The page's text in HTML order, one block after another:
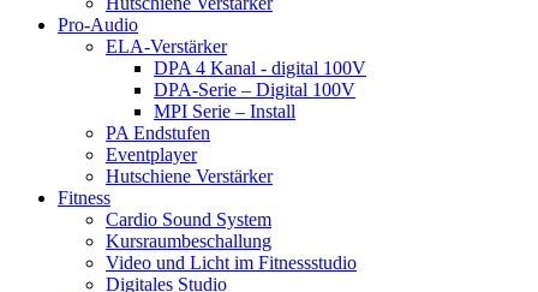
Pro-Audio
ELA-Verstärker
DPA 4 Kanal - digital 100V
DPA-Serie – Digital 100V
MPI Serie – Install
PA Endstufen
Eventplayer
Hutschiene Verstärker
Fitness
Cardio Sound System
Kursraumbeschallung
Video und Licht im Fitnessstudio
Digitales Studio